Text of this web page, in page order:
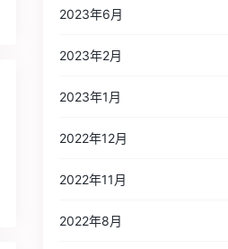
2023年6月
2023年2月
2023年1月
2022年12月
2022年11月
2022年8月